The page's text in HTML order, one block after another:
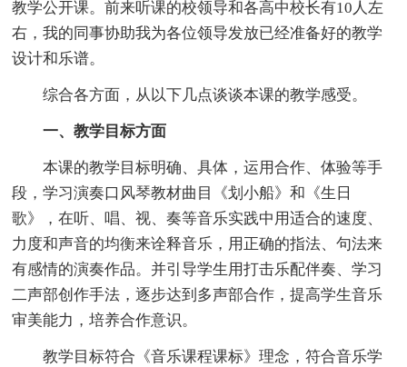
教学公开课。前来听课的校领导和各高中校长有10人左
右，我的同事协助我为各位领导发放已经准备好的教学
设计和乐谱。
综合各方面，从以下几点谈谈本课的教学感受。
一、教学目标方面
本课的教学目标明确、具体，运用合作、体验等手
段，学习演奏口风琴教材曲目《划小船》和《生日
歌》，在听、唱、视、奏等音乐实践中用适合的速度、
力度和声音的均衡来诠释音乐，用正确的指法、句法来
有感情的演奏作品。并引导学生用打击乐配伴奏、学习
二声部创作手法，逐步达到多声部合作，提高学生音乐
审美能力，培养合作意识。
教学目标符合《音乐课程课标》理念，符合音乐学